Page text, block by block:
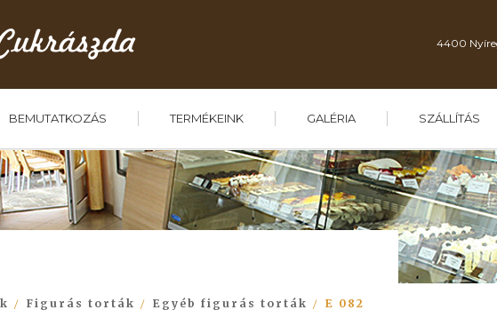
4400
BEMUTATKOZÁS TERMÉKEINK GALÉRIA SZÁLLÍTÁS
Figurás torták Egyéb figurás torták E 082